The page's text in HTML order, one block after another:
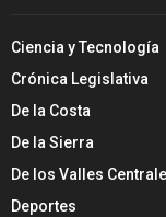
Ciencia y Tecnología
Crónica Legislativa
De la Costa
De la Sierra
De los Valles
Deportes